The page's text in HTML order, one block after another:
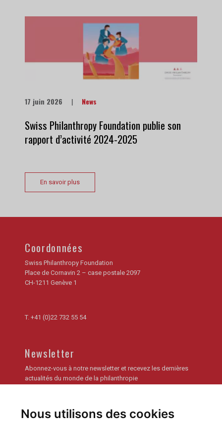
Nous utilisons des cookies
17 juin 2026 | News
Swiss Philanthropy Foundation publie son
rapport d’activité 2024-2025
En savoir plus
Coordonnées
Swiss Philanthropy Foundation
Place de Cornavin 2 – case postale 2097
CH-1211 Genève 1
T. +41 (0)22 732 55 54
Newsletter
Abonnez-vous à notre newsletter et recevez les dernières
actualités du monde de la philanthropie